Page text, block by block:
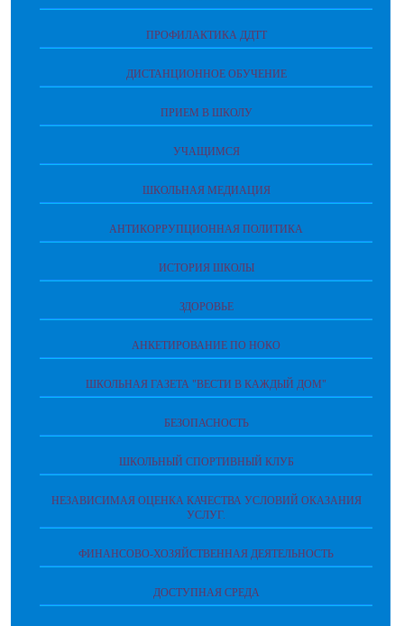
ПРОФИЛАКТИКА ДДТТ
ДИСТАНЦИОННОЕ ОБУЧЕНИЕ
ПРИЕМ В ШКОЛУ
УЧАЩИМСЯ
ШКОЛЬНАЯ МЕДИАЦИЯ
АНТИКОРРУПЦИОННАЯ ПОЛИТИКА
ИСТОРИЯ ШКОЛЫ
ЗДОРОВЬЕ
АНКЕТИРОВАНИЕ ПО НОКО
ШКОЛЬНАЯ ГАЗЕТА "ВЕСТИ В КАЖДЫЙ ДОМ"
БЕЗОПАСНОСТЬ
ШКОЛЬНЫЙ СПОРТИВНЫЙ КЛУБ
НЕЗАВИСИМАЯ ОЦЕНКА КАЧЕСТВА УСЛОВИЙ ОКАЗАНИЯ
УСЛУГ.
ФИНАНСОВО-ХОЗЯЙСТВЕННАЯ ДЕЯТЕЛЬНОСТЬ
ДОСТУПНАЯ СРЕДА